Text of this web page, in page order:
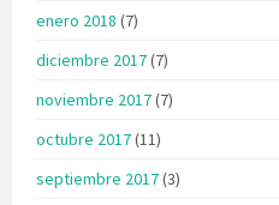
enero 2018 (7)
diciembre 2017(7)
noviembre 2017(7)
octubre 2017(11)
septiembre 2017(3)